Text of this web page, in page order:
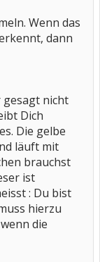
Wenn das
dann
gesagt nicht
Dich
Die gelbe
läuft mit
brauchst
ist
: Du bist
hierzu
die